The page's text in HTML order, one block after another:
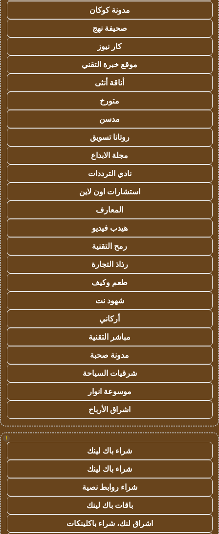
مدونة كوكان
صحيفة نهج
كار نيوز
موقع خبرة التقني
أناقة أنثى
متورخ
مدسن
روتانا تسويق
مجلة الابداع
نادي الترددات
استشارات اون لاين
المعارف
هيدب فيديو
رمح التقنية
رذاذ التجارة
طعم وكيف
شهود نت
أركاني
مباشر التقنية
مدونة صحبة
شرقيات السياحة
موسوعة انوار
اشراق الأرباح
!
شراء باك لينك
شراء باك لينك
شراء روابط نصية
باقات باك لينك
اشراق لنك، شراء باكلينكات